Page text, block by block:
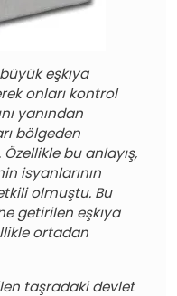
eşkıya
onları kontrol
yanından
bölgeden
Özellikle bu anlayış,
isyanlarının
olmuştu. Bu
getirilen eşkıya
ortadan
taşradaki devlet